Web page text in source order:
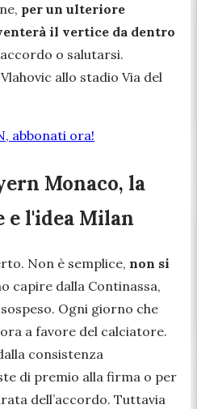
per un ulteriore
il vertice da dentro
o salutarsi.
allo stadio Via del
abbonati ora!
Monaco, la
e l'idea Milan
Non è semplice, non si
capire dalla Continassa,
Ogni giorno che
a favore del calciatore.
consistenza
di premio alla firma o per
dell’accordo. Tuttavia